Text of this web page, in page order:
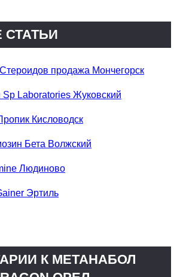
продажа Мончегорск
Sp Laboratories Жуковский
Кисловодск
Бета Волжский
Людиново
Эртиль
К МЕТАНАБОЛ